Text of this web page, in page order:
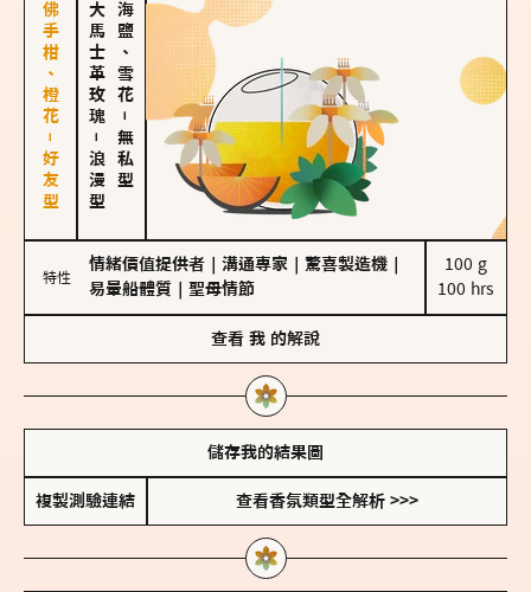
佛手柑、橙花－好友型 大馬士革玫瑰
－
浪漫型
海鹽、雪花
－
無私型
特性
情緒價值提供者 溝通專家 驚喜製造機
易暈船體質
聖母情節
100 g
100 hrs
查看 我 的解說
儲存我的結果圖
複製測驗連結 查看香氛類型全解析 >>>